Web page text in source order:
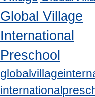
Global Village
International
Preschool